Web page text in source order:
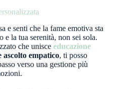
e senti che la fame emotiva sta
la tua serenità, non sei sola.
che unisce educazione
ascolto empatico, ti posso
verso una gestione più